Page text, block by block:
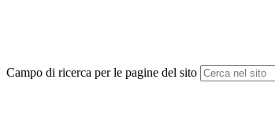
Campo di ricerca per le pagine del sito